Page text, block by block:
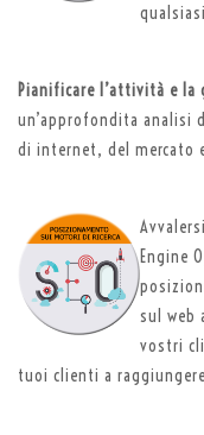
Pianificare l’attività e
un’approfondita
di internet, del mercato
Engine
sul web
vostri
tuoi clienti a